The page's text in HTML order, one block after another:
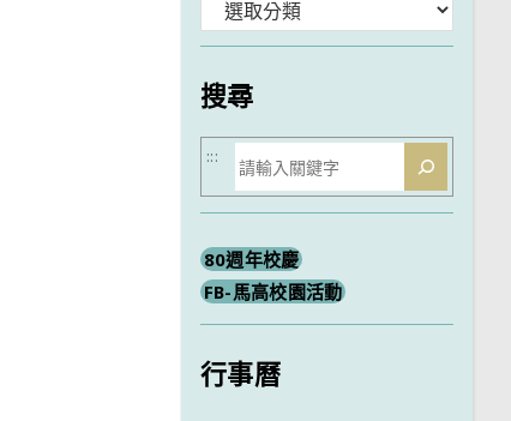
類
搜尋
搜
尋
:::
80週年校慶
FB-馬高校園活動
行事曆